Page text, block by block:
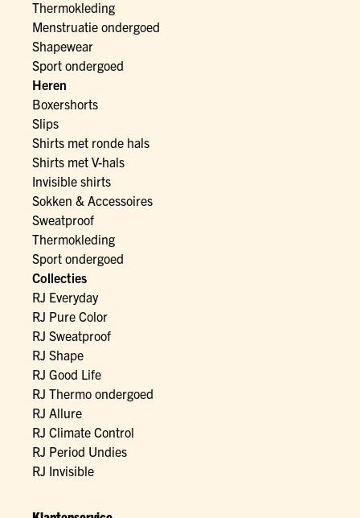
Thermokleding
Menstruatie ondergoed
Shapewear
Sport ondergoed
Heren
Boxershorts
Slips
Shirts met ronde hals
Shirts met V-hals
Invisible shirts
Sokken & Accessoires
Sweatproof
Thermokleding
Sport ondergoed
Collecties
RJ Everyday
RJ Pure Color
RJ Sweatproof
RJ Shape
RJ Good Life
RJ Thermo ondergoed
RJ Allure
RJ Climate Control
RJ Period Undies
RJ Invisible